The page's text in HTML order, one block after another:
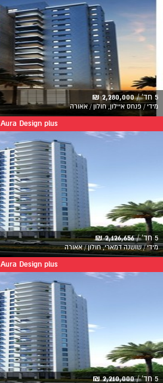
5 חד' / 2,280,000 ₪
מידי / פנחס איילון, חולון / אאורה
Aura Design plus
5 חד' / 2,126,656 ₪
מידי / שושנה דמארי, חולון / אאורה
Aura Design plus
5 חד' / 2,210,000 ₪